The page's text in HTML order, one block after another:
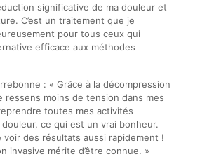
significative de ma douleur et
C’est un traitement que je
pour tous ceux qui
efficace aux méthodes
: « Grâce à la décompression
ressens moins de tension dans mes
toutes mes activités
ce qui est un vrai bonheur.
voir des résultats aussi rapidement !
invasive mérite d’être connue. »